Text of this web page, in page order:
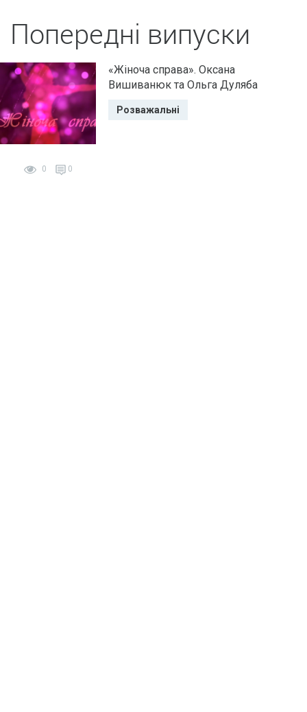
Попередні випуски
0 0
«Жіноча справа». Оксана
Вишиванюк та Ольга Дуляба
Розважальні